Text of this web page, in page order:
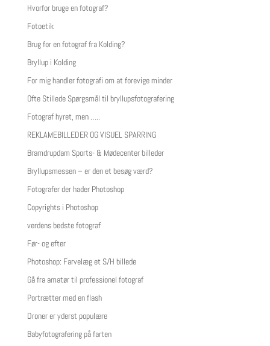
Hvorfor bruge en fotograf?
Fotoetik
Brug for en fotograf fra Kolding?
Bryllup i Kolding
For mig handler fotografi om at forevige minder
Ofte Stillede Spørgsmål til bryllupsfotografering
Fotograf hyret, men …..
REKLAMEBILLEDER OG VISUEL SPARRING
Bramdrupdam Sports- & Mødecenter billeder
Bryllupsmessen – er den et besøg værd?
Fotografer der hader Photoshop
Copyrights i Photoshop
verdens bedste fotograf
Før- og efter
Photoshop: Farvelæg et S/H billede
Gå fra amatør til professionel fotograf
Portrætter med en flash
Droner er yderst populære
Babyfotografering på farten